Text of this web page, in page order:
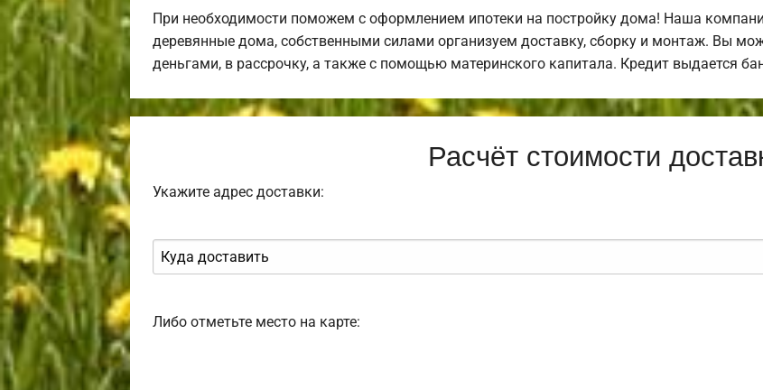
При необходимости поможем с оформлением ипотеки на постройку дома! Наша
деревянные дома, собственными силами организуем доставку, сборку и монтаж. Вы
деньгами, в рассрочку, а также с помощью материнского капитала. Кредит выдается
Расчёт стоимости
Укажите адрес доставки:
Либо отметьте место на карте: